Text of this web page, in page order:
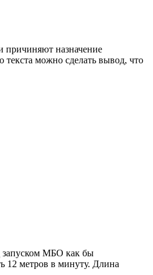
причиняют назначение
можно сделать вывод, что
запуском МБО как бы
12 метров в минуту. Длина